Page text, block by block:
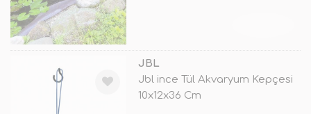
JBL
Jbl ince Tül Akvaryum Kepçesi
10x12x36 Cm